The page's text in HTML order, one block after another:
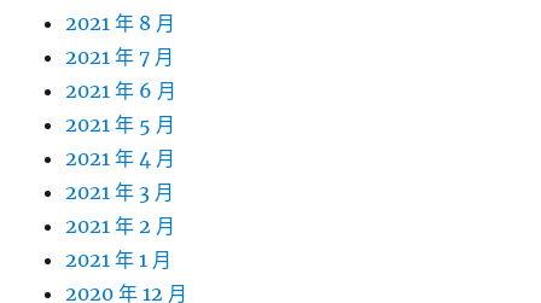
2021 年 8 月
2021 年 7 月
2021 年 6 月
2021 年 5 月
2021 年 4 月
2021 年 3 月
2021 年 2 月
2021 年 1 月
2020 年 12 月